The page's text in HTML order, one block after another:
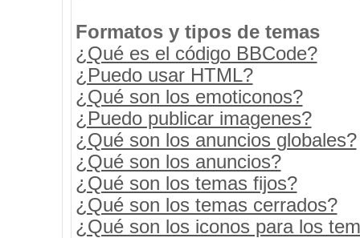
Formatos y tipos de temas
¿Qué es el código BBCode?
¿Puedo usar HTML?
¿Qué son los emoticonos?
¿Puedo publicar imagenes?
¿Qué son los anuncios globales?
¿Qué son los anuncios?
¿Qué son los temas fijos?
¿Qué son los temas cerrados?
¿Qué son los iconos para los